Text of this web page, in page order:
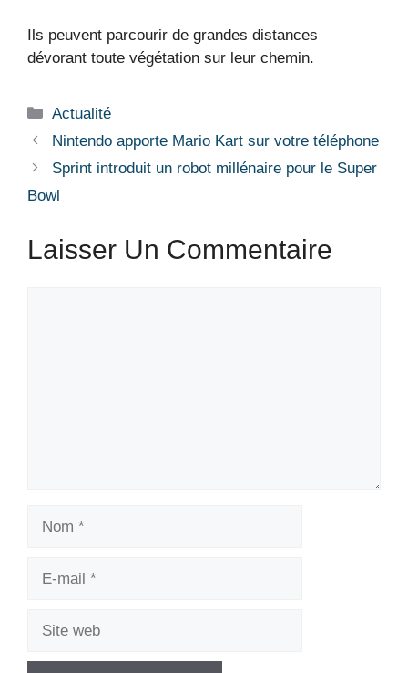
Ils peuvent parcourir de grandes distances
dévorant toute végétation sur leur chemin.
Catégories
Actualité
Nintendo apporte Mario Kart sur votre téléphone
Sprint introduit un robot millénaire pour le Super
Bowl
Laisser Un Commentaire